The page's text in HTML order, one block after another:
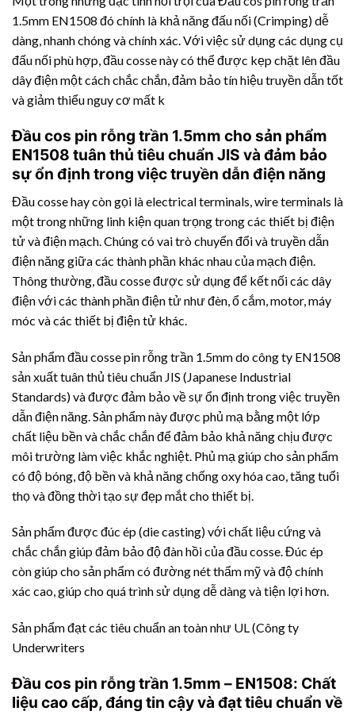
1.5mm EN1508 đó chính là khả năng đấu nối (Crimping) dễ
dàng, nhanh chóng và chính xác. Với việc sử dụng các dụng cụ
đấu nối phù hợp, đầu cosse này có thể được kẹp chặt lên đầu
dây điện một cách chắc chắn, đảm bảo tín hiệu truyền dẫn tốt
và giảm thiểu nguy cơ mất k
Đầu cos pin rỗng trần 1.5mm cho sản phẩm
EN1508 tuân thủ tiêu chuẩn JIS và đảm bảo
sự ổn định trong việc truyền dẫn điện năng
Đầu cosse hay còn gọi là electrical terminals, wire terminals là
một trong những linh kiện quan trọng trong các thiết bị điện
tử và điện mạch. Chúng có vai trò chuyển đổi và truyền dẫn
điện năng giữa các thành phần khác nhau của mạch điện.
Thông thường, đầu cosse được sử dụng để kết nối các dây
điện với các thành phần điện tử như đèn, ổ cắm, motor, máy
móc và các thiết bị điện tử khác.
Sản phẩm đầu cosse pin rỗng trần 1.5mm do công ty EN1508
sản xuất tuân thủ tiêu chuẩn JIS (Japanese Industrial
Standards) và được đảm bảo về sự ổn định trong việc truyền
dẫn điện năng. Sản phẩm này được phủ mạ bằng một lớp
chất liệu bền và chắc chắn để đảm bảo khả năng chịu được
môi trường làm việc khắc nghiệt. Phủ mạ giúp cho sản phẩm
có độ bóng, độ bền và khả năng chống oxy hóa cao, tăng tuổi
thọ và đồng thời tạo sự đẹp mắt cho thiết bị.
Sản phẩm được đúc ép (die casting) với chất liệu cứng và
chắc chắn giúp đảm bảo độ đàn hồi của đầu cosse. Đúc ép
còn giúp cho sản phẩm có đường nét thẩm mỹ và độ chính
xác cao, giúp cho quá trình sử dụng dễ dàng và tiện lợi hơn.
Sản phẩm đạt các tiêu chuẩn an toàn như UL (Công ty
Underwriters
Đầu cos pin rỗng trần 1.5mm – EN1508: Chất
liệu cao cấp, đáng tin cậy và đạt tiêu chuẩn về